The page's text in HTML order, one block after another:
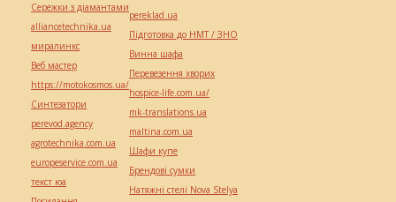
Сережки з діамантами
alliancetechnika.ua
миралинкс
Веб мастер
https://motokosmos.ua/
Синтезатори
perevod.agency
agrotechnika.com.ua
europeservice.com.ua
текст юа
pereklad.ua
Підготовка до НМТ / ЗНО
Винна шафа
Перевезення хворих
hospice-life.com.ua/
mk-translations.ua
maltina.com.ua
Шафи купе
Брендові сумки
Натяжні стелі Nova Stelya